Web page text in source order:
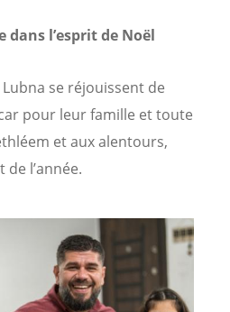
l’esprit de Noël
se réjouissent de
pour leur famille et toute
et aux alentours,
l’année.